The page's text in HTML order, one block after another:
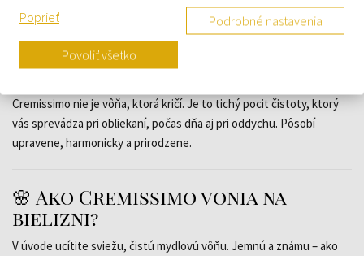
Čistá vôňa, ktorá vás upokojí
Pri každom otvorení skrine vás privíta jemná mydlová aróma.
Cremissimo nie je vôňa, ktorá kričí. Je to tichý pocit čistoty, ktorý
vás sprevádza pri obliekaní, počas dňa aj pri oddychu. Pôsobí
upravene, harmonicky a prirodzene.
🌸 Ako Cremissimo vonia na
bielizni?
V úvode ucítite sviežu, čistú mydlovú vôňu. Jemnú a známu – ako
Poprieť Podrobné nastavenia
Povoliť všetko